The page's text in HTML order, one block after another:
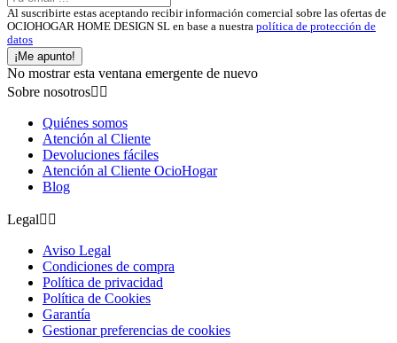
Al suscribirte estas aceptando recibir información comercial sobre las ofertas de
OCIOHOGAR HOME DESIGN SL en base a nuestra política de protección de
datos
¡Me apunto!
No mostrar esta ventana emergente de nuevo
Sobre nosotros 
Quiénes somos
Atención al Cliente
Devoluciones fáciles
Atención al Cliente OcioHogar
Blog
Legal 
Aviso Legal
Condiciones de compra
Política de privacidad
Política de Cookies
Garantía
Gestionar preferencias de cookies